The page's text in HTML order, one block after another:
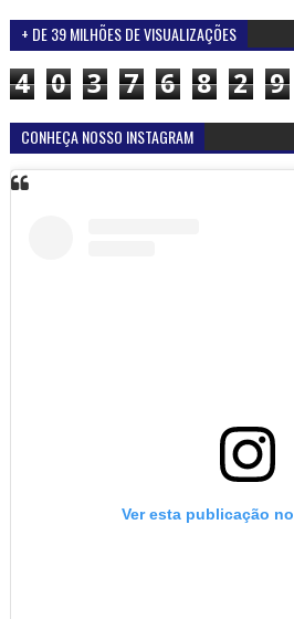
+ DE 39 MILHÕES DE VISUALIZAÇÕES
4 0 3 7 6 8 2 9
CONHEÇA NOSSO INSTAGRAM
Ver esta publicação